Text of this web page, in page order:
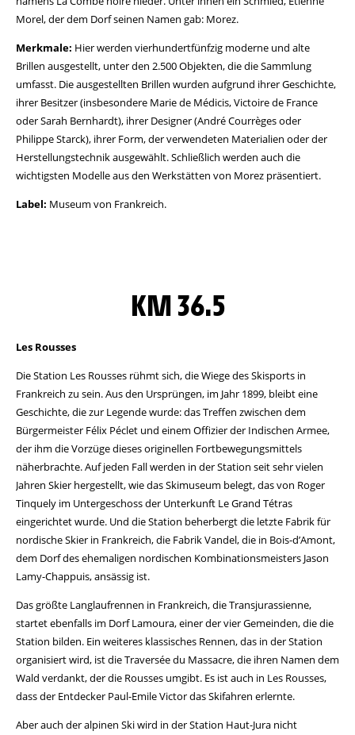
Morel, der dem Dorf seinen Namen gab: Morez.
Merkmale: Hier werden vierhundertfünfzig moderne und alte
Brillen ausgestellt, unter den 2.500 Objekten, die die Sammlung
umfasst. Die ausgestellten Brillen wurden aufgrund ihrer Geschichte,
ihrer Besitzer (insbesondere Marie de Médicis, Victoire de France
oder Sarah Bernhardt), ihrer Designer (André Courrèges oder
Philippe Starck), ihrer Form, der verwendeten Materialien oder der
Herstellungstechnik ausgewählt. Schließlich werden auch die
wichtigsten Modelle aus den Werkstätten von Morez präsentiert.
Label: Museum von Frankreich.
KM 36.5
Les Rousses
Die Station Les Rousses rühmt sich, die Wiege des Skisports in
Frankreich zu sein. Aus den Ursprüngen, im Jahr 1899, bleibt eine
Geschichte, die zur Legende wurde: das Treffen zwischen dem
Bürgermeister Félix Péclet und einem Offizier der Indischen Armee,
der ihm die Vorzüge dieses originellen Fortbewegungsmittels
näherbrachte. Auf jeden Fall werden in der Station seit sehr vielen
Jahren Skier hergestellt, wie das Skimuseum belegt, das von Roger
Tinquely im Untergeschoss der Unterkunft Le Grand Tétras
eingerichtet wurde. Und die Station beherbergt die letzte Fabrik für
nordische Skier in Frankreich, die Fabrik Vandel, die in Bois-d’Amont,
dem Dorf des ehemaligen nordischen Kombinationsmeisters Jason
Lamy-Chappuis, ansässig ist.
Das größte Langlaufrennen in Frankreich, die Transjurassienne,
startet ebenfalls im Dorf Lamoura, einer der vier Gemeinden, die die
Station bilden. Ein weiteres klassisches Rennen, das in der Station
organisiert wird, ist die Traversée du Massacre, die ihren Namen dem
Wald verdankt, der die Rousses umgibt. Es ist auch in Les Rousses,
dass der Entdecker Paul-Emile Victor das Skifahren erlernte.
Aber auch der alpinen Ski wird in der Station Haut-Jura nicht